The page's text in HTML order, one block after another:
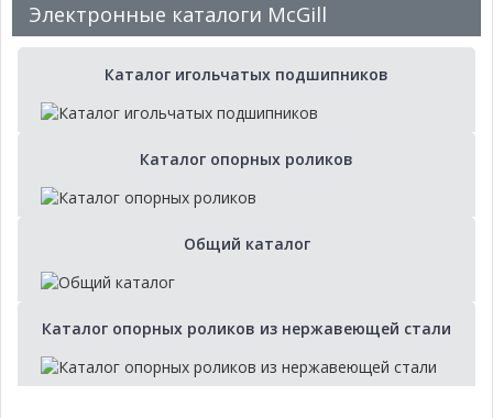
Электронные каталоги McGill
Каталог игольчатых подшипников
Каталог опорных роликов
Общий каталог
Каталог опорных роликов из нержавеющей стали